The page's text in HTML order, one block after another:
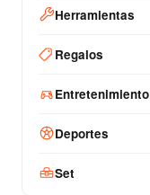
Herramientas
Regalos
Entretenimiento
Deportes
Set